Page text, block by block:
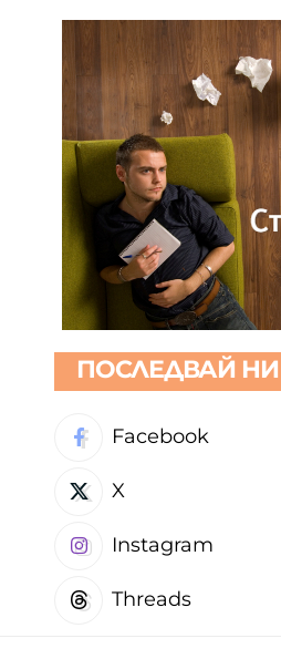
ПОСЛЕДВАЙ НИ
Facebook
X
Instagram
Threads